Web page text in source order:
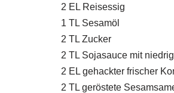
2 EL Reisessig
1 TL Sesamöl
2 TL Zucker
2 TL Sojasauce mit
2 EL gehackter frischer
2 TL geröstete